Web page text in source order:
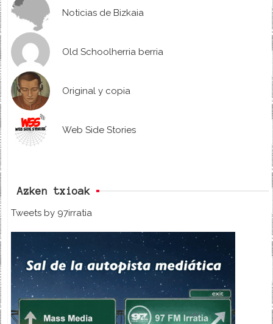
Noticias de Bizkaia
Old Schoolherria berria
Original y copia
Web Side Stories
Azken txioak
Tweets by 97irratia